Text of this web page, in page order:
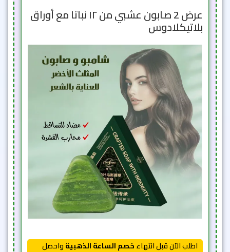
عرض 2 صابون عشبي من ١٢ نباتا مع أوراق
بلاتيكلادوس
اطلب الآن قبل انتهاءخصم الساعة الذهبيةواحصل